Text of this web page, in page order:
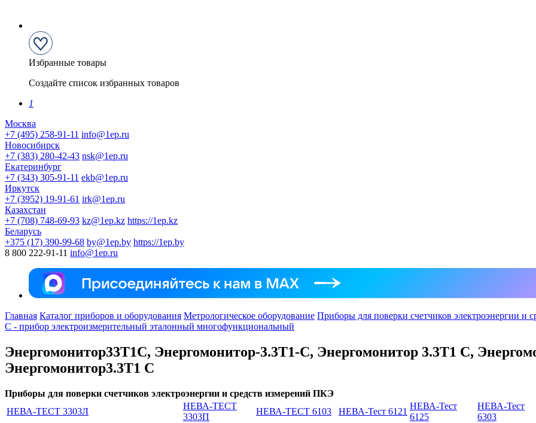
Избранные товары
Создайте список избранных товаров
1
Москва
+7 (495) 258-91-11 info@1ep.ru
Новосибирск
+7 (383) 280-42-43 nsk@1ep.ru
Екатеринбург
+7 (343) 305-91-11 ekb@1ep.ru
Иркутск
+7 (3952) 19-91-61 irk@1ep.ru
Казахстан
+7 (708) 748-69-93 kz@1ep.kz https://1ep.kz
Беларусь
+375 (17) 390-99-68 by@1ep.by https://1ep.by
8 800 222-91-11 info@1ep.ru
Главная Каталог приборов и оборудования Метрологическое оборудование Приборы для поверки счетчиков электроэнергии и
C - прибор электроизмерительный эталонный многофункциональный
Энергомонитор33T1C, Энергомонитор-3.3T1-C, Энергомонитор 3.3T1 C,
Энергомонитор3.3T1 C
Приборы для поверки счетчиков электроэнергии и средств измерений ПКЭ
НЕВА-ТЕСТ 3303Л
НЕВА-ТЕСТ
3303П
НЕВА-ТЕСТ 6103 НЕВА-Тест 6121
НЕВА-Тест
6125
НЕВА-Тест
6303